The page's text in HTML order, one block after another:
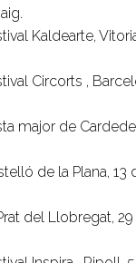
Kaldearte,
Circorts ,
major de
de la Plana, 13
del Llobregat,